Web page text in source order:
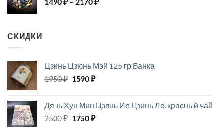
СКИДКИ
Цзинь Цзюнь Мэй 125 гр Банка
1950₽ Первоначальная
1950 ₽.
1590₽Текущая
Дянь Хун Мин Цзянь Ие Цзинь Ло, красный чай
2500₽ Первоначальная
1750₽Текущая